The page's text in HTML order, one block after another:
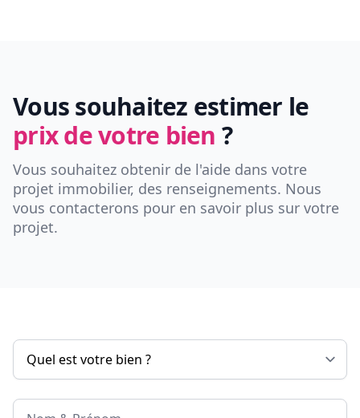
Vous souhaitez estimer le
prix de votre bien ?
Vous souhaitez obtenir de l'aide dans votre
projet immobilier, des renseignements. Nous
vous contacterons pour en savoir plus sur votre
projet.
Nom & Prénom